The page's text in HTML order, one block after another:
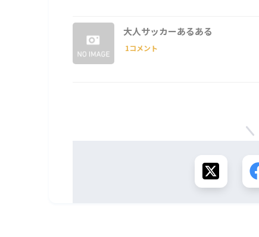
大人サッカーあるある
1コメント